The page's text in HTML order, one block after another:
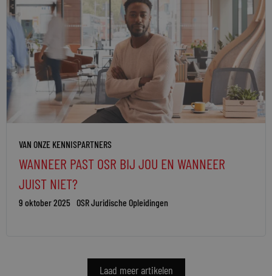
VAN ONZE KENNISPARTNERS
WANNEER PAST OSR BIJ JOU EN WANNEER
JUIST NIET?
9 oktober 2025 OSR Juridische Opleidingen
Laad meer artikelen